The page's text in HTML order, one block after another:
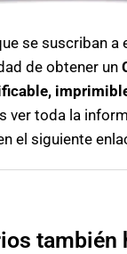
se suscriban a
de obtener un
ver toda la
el siguiente
también